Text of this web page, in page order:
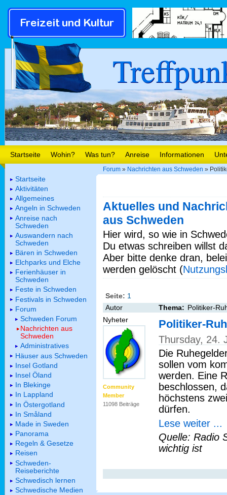
Startseite Wohin? Was tun? Anreise Informationen
Forum » Nachrichten aus Schweden »
Aktuelles und
aus Schweden
Hier wird, so wie in
Du etwas schreiben willst
Aber bitte denke dran,
werden gelöscht (
Seite: 1
Autor
Thema: Politiker-
Nyheter
Community
Member
11098 Beiträge
Politiker-
Thursday, 24.
Die
sollen vom
werden. Eine
beschlossen,
höchstens
dürfen.
Lese weiter ...
Quelle: Radio
wichtig ist
Startseite
Aktivitäten
Allgemeines
Angeln in Schweden
Anreise nach
Schweden
Auswandern nach
Schweden
Bären in Schweden
Elchparks und Elche
Ferienhäuser in
Schweden
Feste in Schweden
Festivals in Schweden
Forum
Schweden Forum
Nachrichten aus
Schweden
Administratives
Häuser aus Schweden
Insel Gotland
Insel Öland
In Blekinge
In Lappland
In Östergotland
In Småland
Made in Sweden
Panorama
Regeln & Gesetze
Reisen
Schweden-
Reiseberichte
Schwedisch lernen
Schwedische Medien